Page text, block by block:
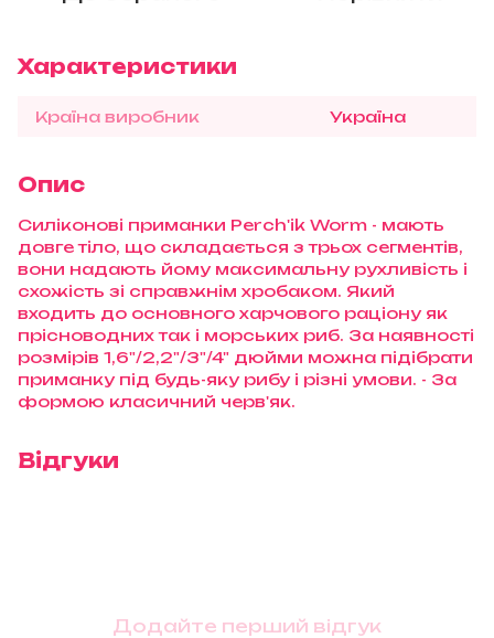
Характеристики
Країна виробник Україна
Опис
Силіконові приманки Perch'ik Worm - мають
довге тіло, що складається з трьох сегментів,
вони надають йому максимальну рухливість і
схожість зі справжнім хробаком. Який
входить до основного харчового раціону як
прісноводних так і морських риб. За наявності
розмірів 1,6"/2,2"/3"/4" дюйми можна підібрати
приманку під будь-яку рибу і різні умови. - За
формою класичний черв'як.
Відгуки
Додайте перший відгук